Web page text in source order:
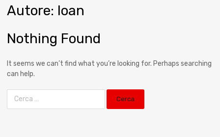
Autore: Ioan
Nothing Found
It seems we can’t find what you’re looking for. Perhaps searching
can help.